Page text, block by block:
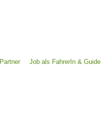
Partner Job als FahrerIn & Guide